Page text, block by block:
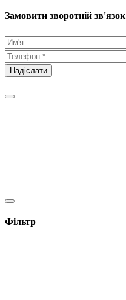
Замовити зворотній зв'язок
Фільтр